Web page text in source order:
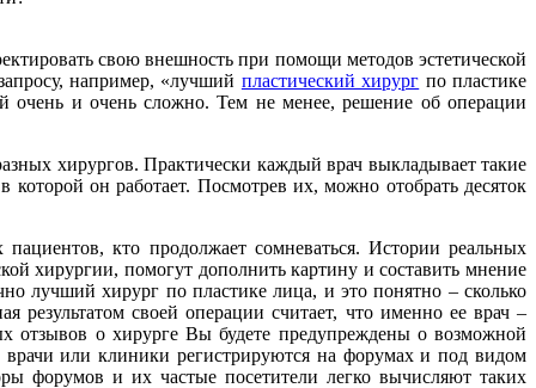
свою внешность при помощи методов эстетической
например, «лучший пластический хирург по пластике
очень и очень сложно. Тем не менее, решение об операции
хирургов. Практически каждый врач выкладывает такие
он работает. Посмотрев их, можно отобрать десяток
кто продолжает сомневаться. Истории реальных
хирургии, помогут дополнить картину и составить мнение
лучший хирург по пластике лица, и это понятно – сколько
своей операции считает, что именно ее врач –
о хирурге Вы будете предупреждены о возможной
или клиники регистрируются на форумах и под видом
форумов и их частые посетители легко вычисляют таких